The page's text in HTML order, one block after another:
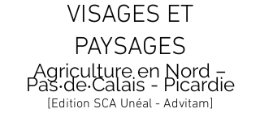
VISAGES ET
PAYSAGES
Agriculture en Nord –
Pas•de•Calais - Picardie
[Edition SCA Unéal - Advitam]